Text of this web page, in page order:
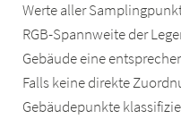
Werte aller
RGB-Spannweite der
Gebäude eine
Falls keine direkte
Gebäudepunkte